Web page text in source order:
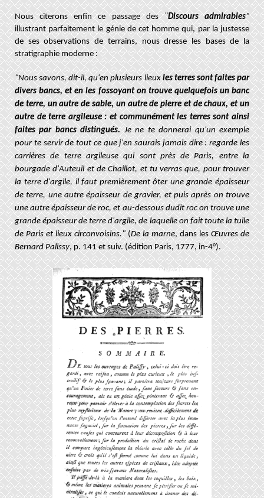
Nous citerons enfin ce passage des"Discours admirables"
illustrant parfaitement le génie de cet homme qui, par la justesse
de ses observations de terrains, nous dresse les bases de la
stratigraphie moderne :
"Nous savons, dit-il, qu'en plusieurs lieuxles terres sont faites par
divers bancs, et en les fossoyant on trouve quelquefois un banc
de terre, un autre de sable, un autre de pierre et de chaux, et un
autre de terre argileuse : et communément les terres sont ainsi
faites par bancs distingués.Je ne te donnerai qu'un exemple
pour te servir de tout ce que j'en saurais jamais dire : regarde les
carrières de terre argileuse qui sont près de Paris, entre la
bourgade d'Auteuil et de Chaillot, et tu verras que, pour trouver
la terre d'argile, il faut premièrement ôter une grande épaisseur
de terre, une autre épaisseur de gravier, et puis après on trouve
une autre épaisseur de roc, et au-dessous dudit roc on trouve une
grande épaisseur de terre d'argile, de laquelle on fait toute la tuile
de Paris et lieux circonvoisins."(De la marne, dans lesŒuvres de
Bernard Palissy, p. 141 et suiv. (édition Paris, 1777, in-4°).